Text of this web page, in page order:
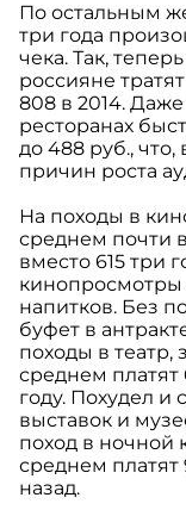
По остальным
три года
чека. Так,
россияне
808 в 2014.
ресторанах
до 488 руб.,
причин роста
На походы в
среднем почти
вместо 615 три
кинопросмотры
напитков. Без
буфет в
походы в театр,
среднем платят
году. Похудел
выставок и
поход в ночной
среднем платят
назад.